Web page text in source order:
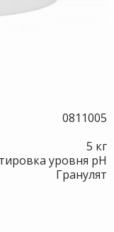
0811005
5 кг
уровня pH
Гранулят